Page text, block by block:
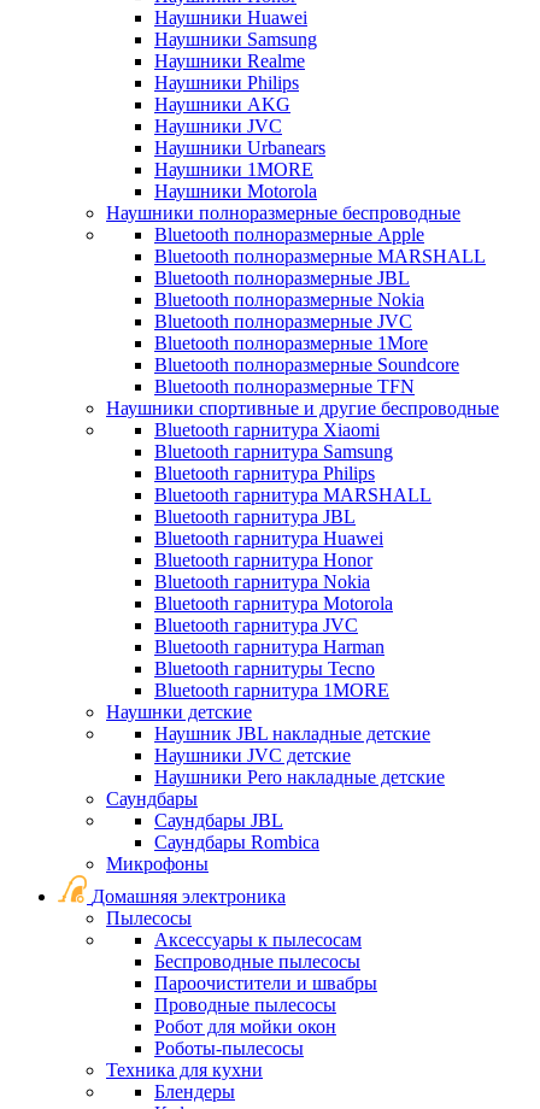
Наушники Huawei
Наушники Samsung
Наушники Realme
Наушники Philips
Наушники AKG
Наушники JVC
Наушники Urbanears
Наушники 1MORE
Наушники Motorola
Наушники полноразмерные беспроводные
Bluetooth полноразмерные Apple
Bluetooth полноразмерные MARSHALL
Bluetooth полноразмерные JBL
Bluetooth полноразмерные Nokia
Bluetooth полноразмерные JVC
Bluetooth полноразмерные 1More
Bluetooth полноразмерные Soundcore
Bluetooth полноразмерные TFN
Наушники спортивные и другие беспроводные
Bluetooth гарнитура Xiaomi
Bluetooth гарнитура Samsung
Bluetooth гарнитура Philips
Bluetooth гарнитура MARSHALL
Bluetooth гарнитура JBL
Bluetooth гарнитура Huawei
Bluetooth гарнитура Honor
Bluetooth гарнитура Nokia
Bluetooth гарнитура Motorola
Bluetooth гарнитура JVC
Bluetooth гарнитура Harman
Bluetooth гарнитуры Tecno
Bluetooth гарнитура 1MORE
Наушнки детские
Наушник JBL накладные детские
Наушники JVC детские
Наушники Pero накладные детские
Саундбары
Саундбары JBL
Саундбары Rombica
Микрофоны
Домашняя электроника
Пылесосы
Аксессуары к пылесосам
Беспроводные пылесосы
Пароочистители и швабры
Проводные пылесосы
Робот для мойки окон
Роботы-пылесосы
Техника для кухни
Блендеры